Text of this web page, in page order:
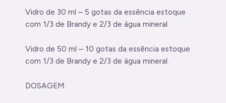
Vidro de 30 ml – 5 gotas da essência estoque
com 1/3 de Brandy e 2/3 de água mineral.
Vidro de 50 ml – 10 gotas da essência estoque
com 1/3 de Brandy e 2/3 de água mineral.
DOSAGEM: